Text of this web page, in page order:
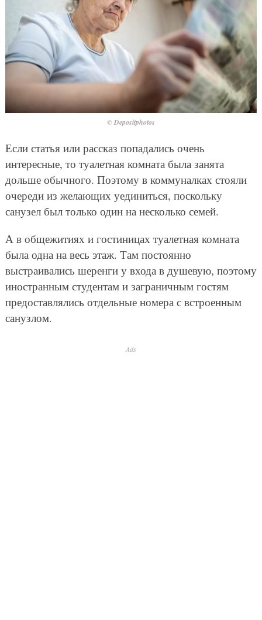
© Depositphotos
Если статья или рассказ попадались очень
интересные, то туалетная комната была занята
дольше обычного. Поэтому в коммуналках стояли
очереди из желающих уединиться, поскольку
санузел был только один на несколько семей.
А в общежитиях и гостиницах туалетная комната
была одна на весь этаж. Там постоянно
выстраивались шеренги у входа в душевую, поэтому
иностранным студентам и заграничным гостям
предоставлялись отдельные номера с встроенным
санузлом.
Ads